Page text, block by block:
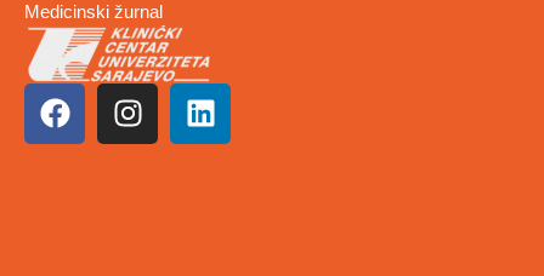
Medicinski žurnal